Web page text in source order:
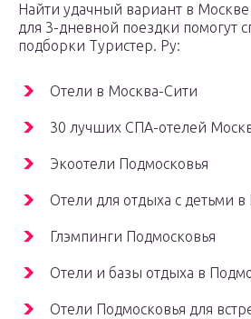
Найти удачный вариант в
для 3-дневной поездки помогут
подборки Туристер. Ру:
Отели в Москва-Сити
30 лучших СПА-отелей
Экоотели Подмосковья
Отели для отдыха с детьми
Глэмпинги Подмосковья
Отели и базы отдыха в
Отели Подмосковья для